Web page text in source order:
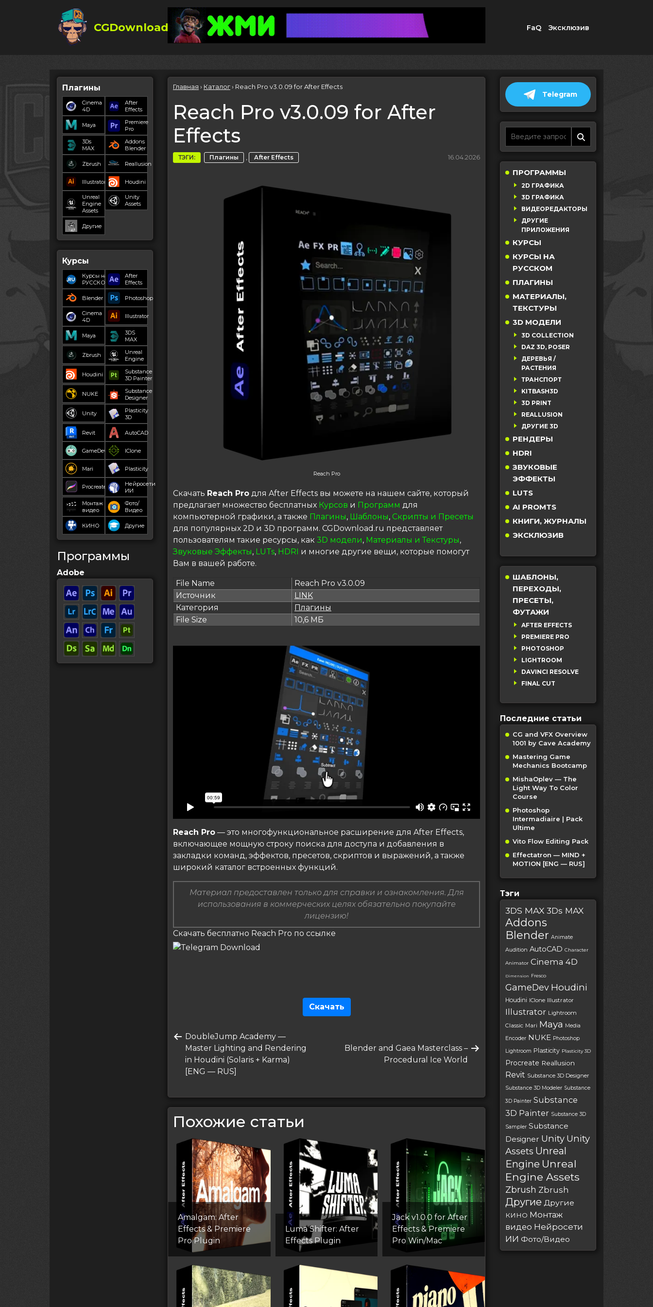
CGDownload FaQ Эксклюзив
Плагины
Cinema
4D
After
Effects
Maya
Premiere
Pro
3Ds
MAX
Addons
Blender
Zbrush Reallusion
Illustrator Houdini
Unreal
Engine
Assets
Unity
Assets
Другие
Курсы
Курсы на
РУССКОМ
After
Effects
Blender Photoshop
Cinema
4D
Illustrator
Maya
3DS
MAX
Zbrush
Unreal
Engine
Houdini
Substance
3D Painter
NUKE
Substance
Designer
Unity
Plasticity
3D
Revit AutoCAD
GameDev IClone
Mari Plasticity
Procreate
Нейросети
ИИ
Монтаж
видео
Фото/
Видео
КИНО Другие
Программы
Adobe
Главная › Каталог› Reach Pro v3.0.09 for After Effects
Reach Pro v3.0.09 for After
Effects
ТЭГИ: Плагины , After Effects 16.04.2026
Reach Pro
Скачать Reach Pro для After Effects вы можете на нашем сайте, который
предлагает множество бесплатных Курсов и Программ для
компьютерной графики, а также Плагины, Шаблоны, Скрипты и Пресеты
для популярных 2D и 3D программ. CGDownload.ru представляет
пользователям такие ресурсы, как 3D модели, Материалы и Текстуры,
Звуковые Эффекты, LUTs, HDRI и многие другие вещи, которые помогут
Вам в вашей работе.
File Name
Reach Pro v3.0.09
Источник
LINK
Категория
Плагины
File Size
10,6 МБ
Reach Pro — это многофункциональное расширение для After Effects,
включающее мощную строку поиска для доступа и добавления в
закладки команд, эффектов, пресетов, скриптов и выражений, а также
широкий каталог встроенных функций.
Материал предоставлен только для справки и ознакомления. Для
использования в коммерческих целях обязательно покупайте
лицензию!
Скачать бесплатно Reach Pro по ссылке
Скачать
по
записям
Предыдущая
запись
DoubleJump Academy —
Master Lighting and Rendering
in Houdini (Solaris + Karma)
[ENG — RUS]
Следующая
Blender and Gaea Masterclass –
Procedural Ice World
Похожие статьи
Amalgam: After
Effects & Premiere
Pro Plugin
Luma Shifter: After
Effects Plugin
Jack v1.0.0 for After
Effects & Premiere
Pro Win/Mac
Telegram
ПРОГРАММЫ
2D ГРАФИКА
3D ГРАФИКА
ВИДЕОРЕДАКТОРЫ
ДРУГИЕ
ПРИЛОЖЕНИЯ
КУРСЫ
КУРСЫ НА
РУССКОМ
ПЛАГИНЫ
МАТЕРИАЛЫ,
ТЕКСТУРЫ
3D МОДЕЛИ
3D COLLECTION
DAZ 3D, POSER
ДЕРЕВЬЯ /
РАСТЕНИЯ
ТРАНСПОРТ
KITBASH3D
3D PRINT
REALLUSION
ДРУГИЕ 3D
РЕНДЕРЫ
HDRI
ЗВУКОВЫЕ
ЭФФЕКТЫ
LUTS
AI PROMTS
КНИГИ, ЖУРНАЛЫ
ЭКСКЛЮЗИВ
ШАБЛОНЫ,
ПЕРЕХОДЫ,
ПРЕСЕТЫ,
ФУТАЖИ
AFTER EFFECTS
PREMIERE PRO
PHOTOSHOP
LIGHTROOM
DAVINCI RESOLVE
FINAL CUT
Последние статьи
CG and VFX Overview
1001 by Cave Academy
Mastering Game
Mechanics Bootcamp
MishaOplev — The
Light Way To Color
Course
Photoshop
Intermadiaire | Pack
Ultime
Vito Flow Editing Pack
Effectatron — MIND +
MOTION [ENG — RUS]
Тэги
3DS MAX 3Ds MAX
Addons
Blender Animate
Audition AutoCAD Character
Animator Cinema 4D
Dimension Fresco
GameDev Houdini
Houdini IClone Illustrator
Illustrator Lightroom
Classic Mari Maya
Media
Encoder NUKE Photoshop
Lightroom Plasticity Plasticity 3D
Procreate Reallusion
Revit Substance 3D Designer
Substance 3D Modeler Substance
3D Painter Substance
3D Painter Substance 3D
Sampler Substance
Designer Unity Unity
Assets Unreal
Engine Unreal
Engine Assets
Zbrush Zbrush
Другие Другие
КИНО Монтаж
видео Нейросети
ИИ Фото/Видео